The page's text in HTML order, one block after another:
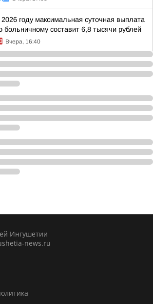
году максимальная суточная выплата
больничному составит 6,8 тысячи рублей
Вчера, 16:40
Ингушетии
news.ru